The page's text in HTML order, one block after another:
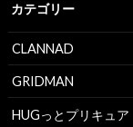
カテゴリー
CLANNAD
GRIDMAN
HUGっとプリキュア